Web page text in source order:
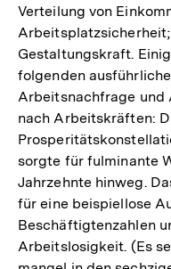
Verteilung von
Gestaltungskraft.
folgenden
Arbeitsnachfrage und
nach Arbeitskräften:
sorgte für fulminante
Jahrzehnte hinweg.
für eine beispiellose
Beschäftigtenzahlen
Arbeitslosigkeit. (Es